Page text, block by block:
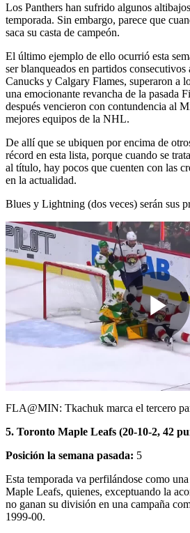
Los Panthers han sufrido algunos
temporada. Sin embargo, parece que
saca su casta de campeón.
El último ejemplo de ello ocurrió esta
ser blanqueados en partidos
Canucks y Calgary Flames, superaron a
una emocionante revancha de la pasada
después vencieron con contundencia al
mejores equipos de la NHL.
De allí que se ubiquen por encima de
récord en esta lista, porque cuando se
al título, hay pocos que cuenten con las
en la actualidad.
Blues y Lightning (dos veces) serán sus
FLA@MIN: Tkachuk marca el tercero
5. Toronto Maple Leafs (20-10-2, 42
Posición la semana pasada: 5
Esta temporada va perfilándose como
Maple Leafs, quienes, exceptuando la
no ganan su división en una campaña
1999-00.